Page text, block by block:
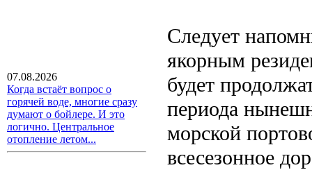
07.08.2026
Когда встаёт вопрос о
горячей воде, многие сразу
думают о бойлере. И это
логично. Центральное
отопление летом...
Следует
якорным
будет
периода
морской
всесезонное